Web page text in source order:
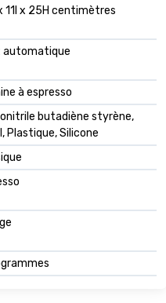
11l x 25H centimètres
automatique
à espresso
butadiène styrène,
Plastique, Silicone